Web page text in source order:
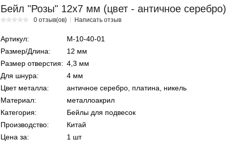
Бейл "Розы" 12х7 мм (цвет - античное серебро)
0 отзыв(ов) Написать отзыв
Артикул:
М-10-40-01
Размер/Длина:
12 мм
Размер отверстия: 4,3 мм
Для шнура:
4 мм
Цвет металла:
античное серебро, платина, никель
Материал:
металлоакрил
Категория:
Бейлы для подвесок
Производство:
Китай
Цена за:
1 шт